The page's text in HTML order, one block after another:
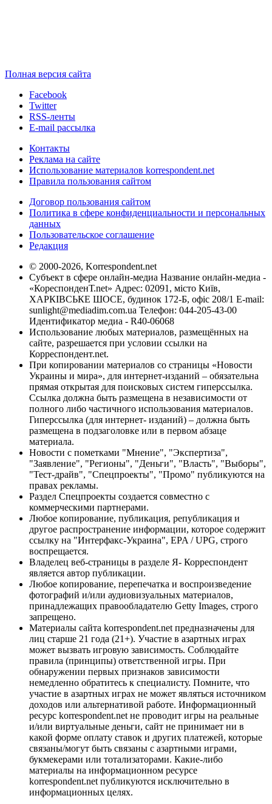
Полная версия сайта
Facebook
Twitter
RSS-ленты
E-mail рассылка
Контакты
Реклама на сайте
Использование материалов korrespondent.net
Правила пользования сайтом
Договор пользования сайтом
Политика в сфере конфиденциальности и персональных
данных
Пользовательское соглашение
Редакция
© 2000-2026, Korrespondent.net
Субъект в сфере онлайн-медиа Название онлайн-медиа -
«КореспонденТ.net» Адрес: 02091, місто Київ,
ХАРКІВСЬКЕ ШОСЕ, будинок 172-Б, офіс 208/1 E-mail:
sunlight@mediadim.com.ua Телефон: 044-205-43-00
Идентификатор медиа - R40-06068
Использование любых материалов, размещённых на
сайте, разрешается при условии ссылки на
Корреспондент.net.
При копировании материалов со страницы «Новости
Украины и мира», для интернет-изданий – обязательна
прямая открытая для поисковых систем гиперссылка.
Ссылка должна быть размещена в независимости от
полного либо частичного использования материалов.
Гиперссылка (для интернет- изданий) – должна быть
размещена в подзаголовке или в первом абзаце
материала.
Новости с пометками "Мнение", "Экспертиза",
"Заявление", "Регионы", "Деньги", "Власть", "Выборы",
"Тест-драйв", "Спецпроекты", "Промо" публикуются на
правах рекламы.
Раздел Спецпроекты создается совместно с
коммерческими партнерами.
Любое копирование, публикация, републикация и
другое распространение информации, которое содержит
ссылку на "Интерфакс-Украина", EPA / UPG, строго
воспрещается.
Владелец веб-страницы в разделе Я- Корреспондент
является автор публикации.
Любое копирование, перепечатка и воспроизведение
фотографий и/или аудиовизуальных материалов,
принадлежащих правообладателю Getty Images, строго
запрещено.
Материалы сайта korrespondent.net предназначены для
лиц старше 21 года (21+). Участие в азартных играх
может вызвать игровую зависимость. Соблюдайте
правила (принципы) ответственной игры. При
обнаружении первых признаков зависимости
немедленно обратитесь к специалисту. Помните, что
участие в азартных играх не может являться источником
доходов или альтернативой работе. Информационный
ресурс korrespondent.net не проводит игры на реальные
и/или виртуальные деньги, сайт не принимает ни в
какой форме оплату ставок и других платежей, которые
связаны/могут быть связаны с азартными играми,
букмекерами или тотализаторами. Какие-либо
материалы на информационном ресурсе
korrespondent.net публикуются исключительно в
информационных целях.